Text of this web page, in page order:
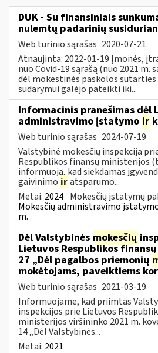
DUK - Su finansiniais
nulemtų padarinių
Web turinio sąrašas 2020-07-21
Atnaujinta: 2022-01-19 Įmonės,
nuo Covid-19 sąrašą (nuo 2021 m.
dėl mokestinės paskolos sutarties
sudarymui galėjo pateikti iki...
Informacinis pranešimas dėl
administravimo įstatymo ir
Web turinio sąrašas 2024-07-19
Valstybinė mokesčių inspekcija
Respublikos finansų ministerijos
informuoja, kad siekdamas
gaivinimo iratsparumo...
Metai: 2024 Mokesčių įstatymų
Mokesčių administravimo
m.
Dėl Valstybinės mokesčių
Lietuvos Respublikos
27 „Dėl pagalbos priemonių
mokėtojams, paveiktiems
Web turinio sąrašas 2021-03-19
Informuojame, kad priimtas
inspekcijos prie Lietuvos
ministerijos viršininko 2021 m.
14 „Dėl Valstybinės...
Metai: 2021